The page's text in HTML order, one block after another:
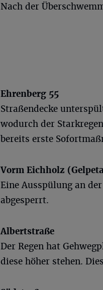
Nach der
Ehrenberg 55
Straßendecke
wodurch der
bereits erste
Vorm Eichholz
Eine Ausspülung an
abgesperrt.
Albertstraße
Der Regen hat
diese höher stehen.